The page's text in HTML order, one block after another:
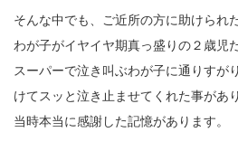
そんな中でも、ご近所の方に助けられ
わが子がイヤイヤ期真っ盛りの２歳児
スーパーで泣き叫ぶわが子に通りすが
けてスッと泣き止ませてくれた事があり
当時本当に感謝した記憶があります。